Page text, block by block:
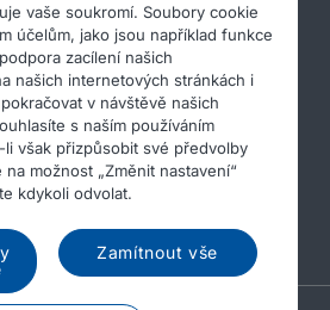
Právní upozornění
o ochraně osobních údajů
podmínky
Income Tax Report
vaše soukromí. Soubory cookie
účelům, jako jsou například funkce
zacílení našich
našich internetových stránkách i
v návštěvě našich
s naším používáním
však přizpůsobit své předvolby
možnost „Změnit nastavení“
kdykoli odvolat.
Zamítnout vše